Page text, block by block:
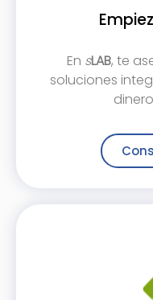
En sLAB, te
soluciones